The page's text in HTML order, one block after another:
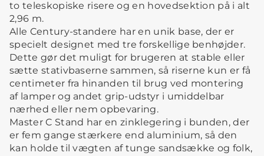
to teleskopiske risere og en hovedsektion på i alt
2,96 m.
Alle Century-standere har en unik base, der er
specielt designet med tre forskellige benhøjder.
Dette gør det muligt for brugeren at stable eller
sætte stativbaserne sammen, så riserne kun er få
centimeter fra hinanden til brug ved montering
af lamper og andet grip-udstyr i umiddelbar
nærhed eller nem opbevaring.
Master C Stand har en zinklegering i bunden, der
er fem gange stærkere end aluminium, så den
kan holde til vægten af tunge sandsække og folk,